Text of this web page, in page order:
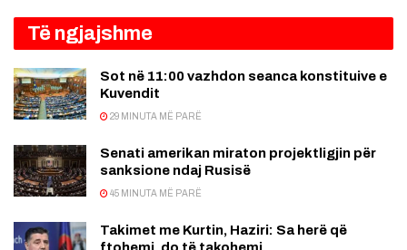
Të ngjajshme
Sot në 11:00 vazhdon seanca konstituive e
Kuvendit
29 MINUTA MË PARË
Senati amerikan miraton projektligjin për
sanksione ndaj Rusisë
45 MINUTA MË PARË
Takimet me Kurtin, Haziri: Sa herë që